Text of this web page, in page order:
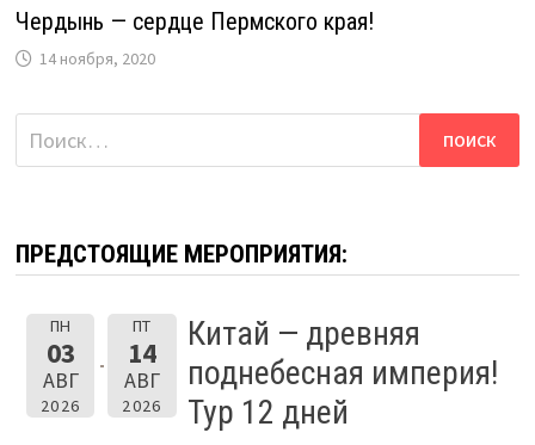
Чердынь — сердце Пермского края!
14 ноября, 2020
Найти:
ПРЕДСТОЯЩИЕ МЕРОПРИЯТИЯ:
ПН
03
АВГ
2026
ПТ
14
АВГ
2026
Китай — древняя
поднебесная империя!
Тур 12 дней